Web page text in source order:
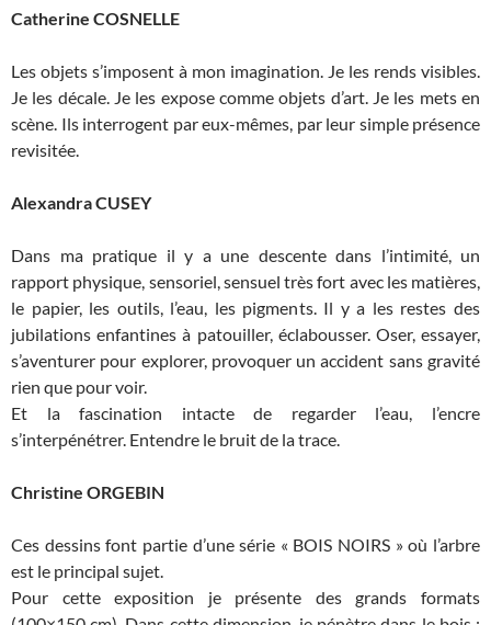
Catherine COSNELLE
Les objets s’imposent à mon imagination. Je les rends visibles.
Je les décale. Je les expose comme objets d’art. Je les mets en
scène. Ils interrogent par eux-mêmes, par leur simple présence
revisitée.
Alexandra CUSEY
Dans ma pratique il y a une descente dans l’intimité, un
rapport physique, sensoriel, sensuel très fort avec les matières,
le papier, les outils, l’eau, les pigments. Il y a les restes des
jubilations enfantines à patouiller, éclabousser. Oser, essayer,
s’aventurer pour explorer, provoquer un accident sans gravité
rien que pour voir.
Et la fascination intacte de regarder l’eau, l’encre
s’interpénétrer. Entendre le bruit de la trace.
Christine ORGEBIN
Ces dessins font partie d’une série « BOIS NOIRS » où l’arbre
est le principal sujet.
Pour cette exposition je présente des grands formats